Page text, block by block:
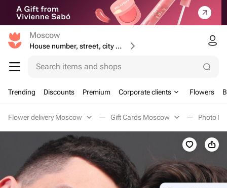
Moscow
House number, street, city or postcode
Search items and shops
Trending Discounts Premium Corporate clients Flowers
Flower delivery Moscow Gift Cards Moscow Photo